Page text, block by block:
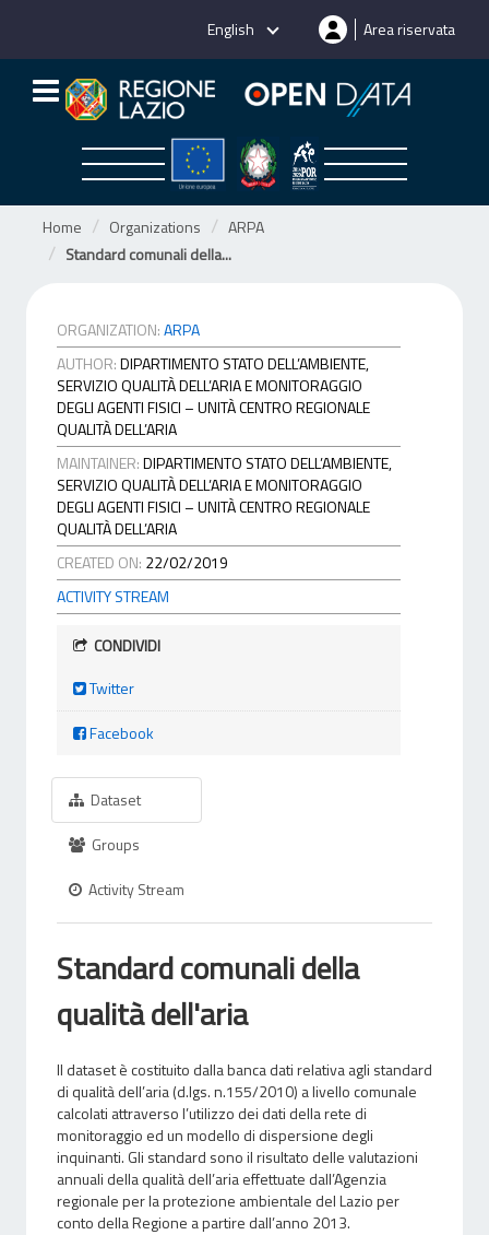
English Area riservata
Home Organizations
ARPA
Standard comunali della...
ORGANIZATION:ARPA
AUTHOR:DIPARTIMENTO STATO DELL’AMBIENTE,
SERVIZIO QUALITÀ DELL’ARIA E MONITORAGGIO
DEGLI AGENTI FISICI – UNITÀ CENTRO REGIONALE
QUALITÀ DELL’ARIA
MAINTAINER:DIPARTIMENTO STATO DELL’AMBIENTE,
SERVIZIO QUALITÀ DELL’ARIA E MONITORAGGIO
DEGLI AGENTI FISICI – UNITÀ CENTRO REGIONALE
QUALITÀ DELL’ARIA
CREATED ON: 22/02/2019
ACTIVITY STREAM
CONDIVIDI
Twitter
Facebook
Dataset
Groups
Activity Stream
Standard comunali della
qualità dell'aria
Il dataset è costituito dalla banca dati relativa agli standard
di qualità dell’aria (d.lgs. n.155/2010) a livello comunale
calcolati attraverso l’utilizzo dei dati della rete di
monitoraggio ed un modello di dispersione degli
inquinanti. Gli standard sono il risultato delle valutazioni
annuali della qualità dell’aria effettuate dall’Agenzia
regionale per la protezione ambientale del Lazio per
conto della Regione a partire dall’anno 2013.